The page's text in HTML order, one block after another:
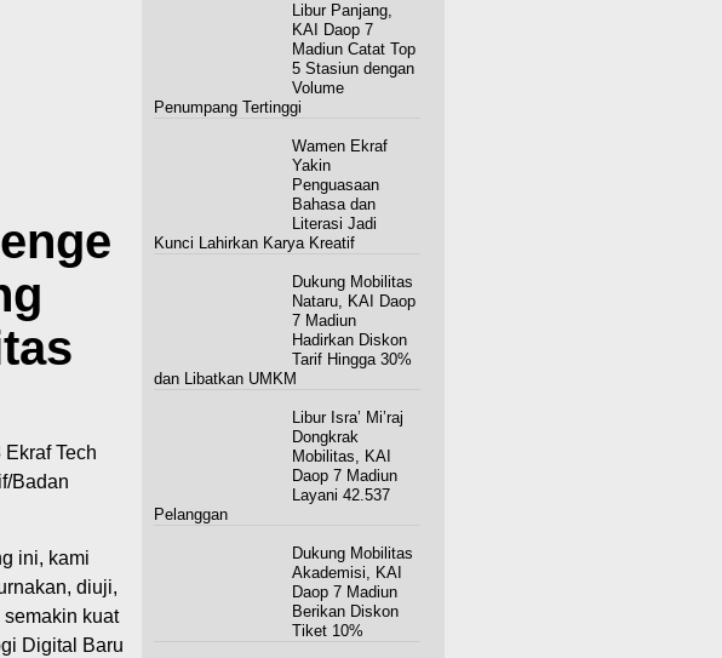
Tech
Badan
ini, kami
diuji,
kuat
Digital Baru
Libur Panjang,
KAI Daop 7
Madiun Catat Top
5 Stasiun dengan
Volume
Penumpang Tertinggi
Wamen Ekraf
Yakin
Penguasaan
Bahasa dan
Literasi Jadi
Kunci Lahirkan Karya Kreatif
Dukung Mobilitas
Nataru, KAI Daop
7 Madiun
Hadirkan Diskon
Tarif Hingga 30%
dan Libatkan UMKM
Libur Isra’ Mi’raj
Dongkrak
Mobilitas, KAI
Daop 7 Madiun
Layani 42.537
Pelanggan
Dukung Mobilitas
Akademisi, KAI
Daop 7 Madiun
Berikan Diskon
Tiket 10%